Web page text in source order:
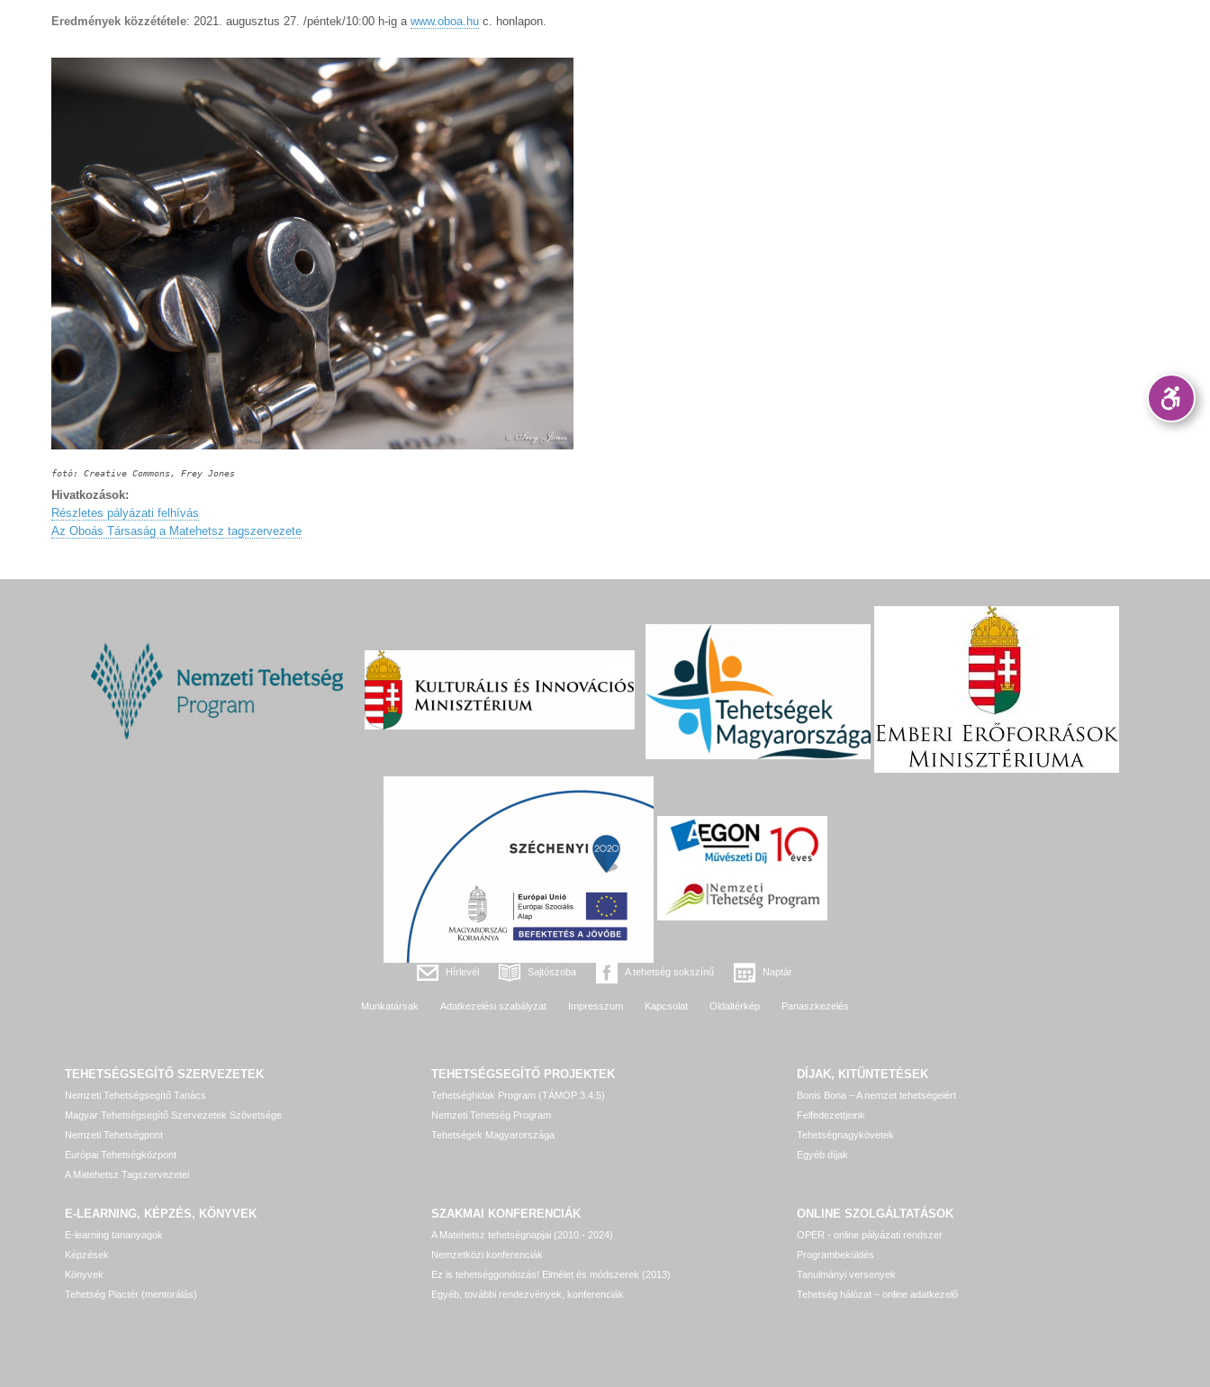
Eredmények közzététele: 2021. augusztus 27. /péntek/10:00 h-ig a www.oboa.hu c. honlapon.
fotó: Creative Commons, Frey Jones
Hivatkozások:
Részletes pályázati felhívás
Az Oboás Társaság a Matehetsz tagszervezete
Hírlevél Sajtószoba A tehetség sokszínű Naptár
Munkatársak Adatkezelési szabályzat Impresszum Kapcsolat Oldaltérkép Panaszkezelés
TEHETSÉGSEGÍTŐ SZERVEZETEK
Nemzeti Tehetségsegítő Tanács
Magyar Tehetségsegítő Szervezetek Szövetsége
Nemzeti Tehetségpont
Európai Tehetségközpont
A Matehetsz Tagszervezetei
TEHETSÉGSEGÍTŐ PROJEKTEK
Tehetséghidak Program (TÁMOP 3.4.5)
Nemzeti Tehetség Program
Tehetségek Magyarországa
DÍJAK, KITÜNTETÉSEK
Bonis Bona – A nemzet tehetségeiért
Felfedezettjeink
Tehetségnagykövetek
Egyéb díjak
E-LEARNING, KÉPZÉS, KÖNYVEK
E-learning tananyagok
Képzések
Könyvek
Tehetség Piactér (mentorálás)
SZAKMAI KONFERENCIÁK
A Matehetsz tehetségnapjai (2010 - 2024)
Nemzetközi konferenciák
Ez is tehetséggondozás! Elmélet és módszerek (2013)
Egyéb, további rendezvények, konferenciák
ONLINE SZOLGÁLTATÁSOK
OPER - online pályázati rendszer
Programbeküldés
Tanulmányi versenyek
Tehetség hálózat – online adatkezelő